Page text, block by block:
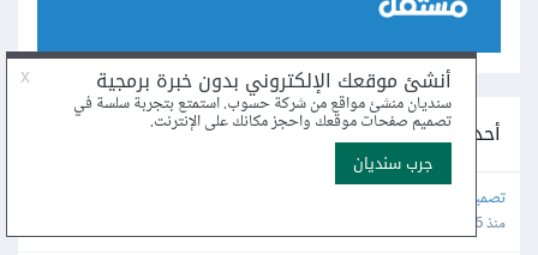
أحدث المشاريع على مستقل
تصميم وتنفيذ موقع احترافي لعرض أعمال إنتاج إعلامي
منذ 6 ساعة